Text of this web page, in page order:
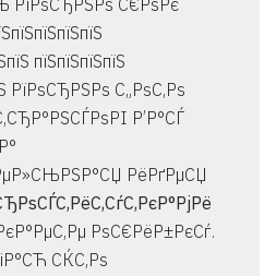
РїРѕСЂРЅРѕ С€РѕРє
пїЅпїЅпїЅпїЅ
РїРѕСЂРЅРѕ С„РѕС‚Рѕ
Р’Р°СЃ
РёРґРµСЏ
РѕС€РёР±РєСѓ.
СЌС‚Рѕ